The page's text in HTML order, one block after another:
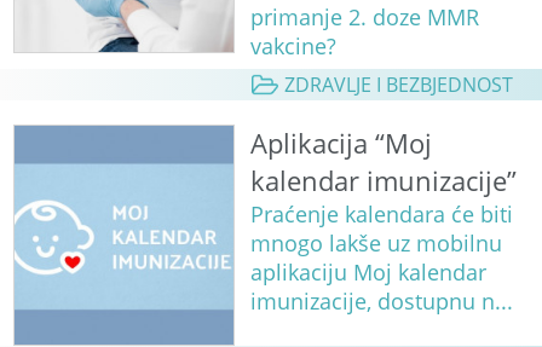
primanje 2. doze MMR
vakcine?
ZDRAVLJE I BEZBJEDNOST
Aplikacija “Moj
kalendar imunizacije”
Praćenje kalendara će biti
mnogo lakše uz mobilnu
aplikaciju Moj kalendar
imunizacije, dostupnu n...